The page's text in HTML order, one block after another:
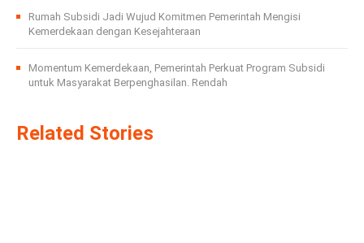
Rumah Subsidi Jadi Wujud Komitmen Pemerintah Mengisi
Kemerdekaan dengan Kesejahteraan
Momentum Kemerdekaan, Pemerintah Perkuat Program Subsidi
untuk Masyarakat Berpenghasilan. Rendah
Related Stories